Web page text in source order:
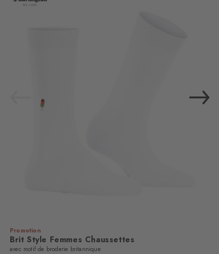
Promotion
Brit Style Femmes Chaussettes
avec motif de broderie britannique